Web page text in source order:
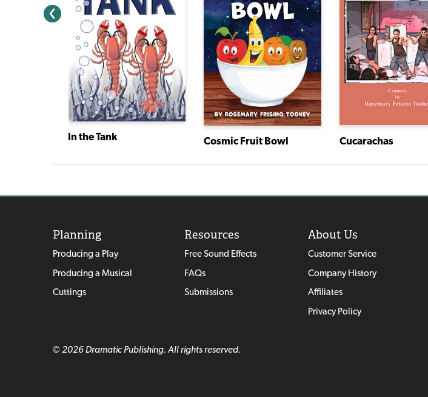
In the Tank Cosmic Fruit Bowl Cucarachas
Planning
Producing a Play
Producing a Musical
Cuttings
Resources
Free Sound Effects
FAQs
Submissions
About Us
Customer Service
Company History
Affiliates
Privacy Policy
© 2026 Dramatic Publishing. All rights reserved.